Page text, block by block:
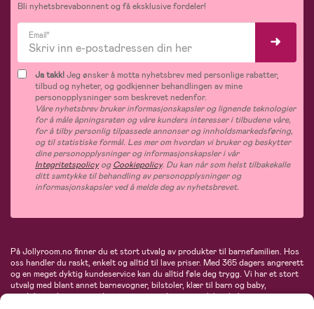
Bli nyhetsbrevabonnent og få eksklusive fordeler!
Email*
Ja takk!Jeg ønsker å motta nyhetsbrev med personlige rabatter,
tilbud og nyheter, og godkjenner behandlingen av mine
personopplysninger som beskrevet nedenfor.
Våre nyhetsbrev bruker informasjonskapsler og lignende teknologier
for å måle åpningsraten og våre kunders interesser i tilbudene våre,
for å tilby personlig tilpassede annonser og innholdsmarkedsføring,
og til statistiske formål. Les mer om hvordan vi bruker og beskytter
dine personopplysninger og informasjonskapsler i vår
IntegritetspolicyogCookiepolicy. Du kan når som helst tilbakekalle
ditt samtykke til behandling av personopplysninger og
informasjonskapsler ved å melde deg av nyhetsbrevet.
På Jollyroom.no finner du et stort utvalg av produkter til barnefamilien. Hos
oss handler du raskt, enkelt og alltid til lave priser. Med 365 dagers angrerett
og en meget dyktig kundeservice kan du alltid føle deg trygg. Vi har et stort
utvalg med blant annet barnevogner, bilstoler, klær til barn og baby,
produkter til mor, mengder av inspirerende interiør, leker, babyustyr og mye